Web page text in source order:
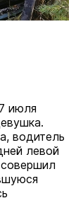
июля
водитель
левой